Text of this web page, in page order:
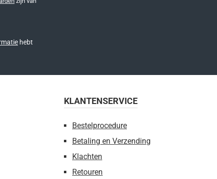
hebt
KLANTENSERVICE
Bestelprocedure
Betaling en Verzending
Klachten
Retouren